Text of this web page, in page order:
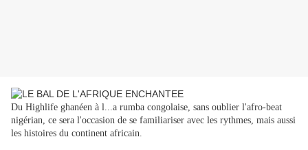
Du Highlife ghanéen à l...a rumba congolaise, sans oublier l'afro-beat
nigérian, ce sera l'occasion de se familiariser avec les rythmes, mais aussi
les histoires du continent africain.